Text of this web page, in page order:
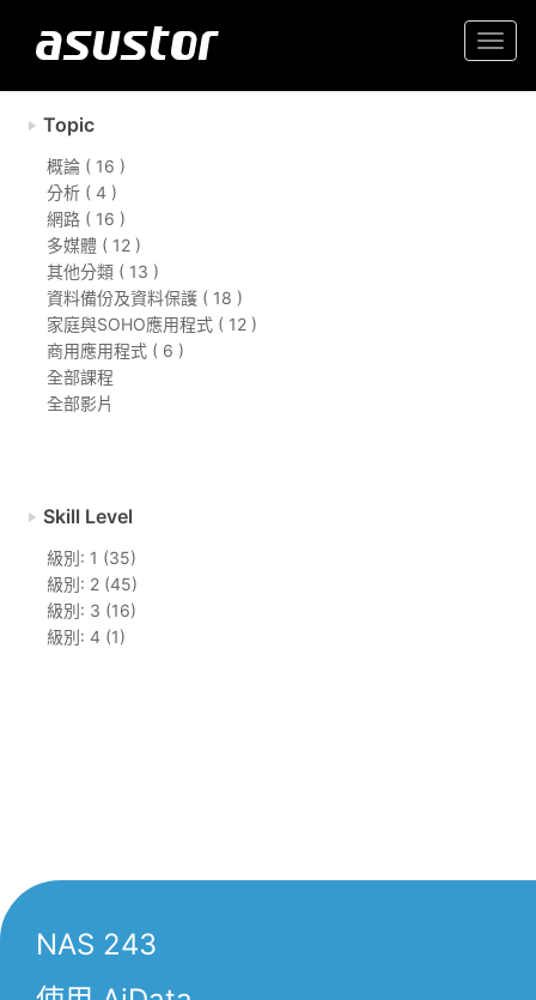
Topic
概論 ( 16 )
分析 ( 4 )
網路 ( 16 )
多媒體 ( 12 )
其他分類 ( 13 )
資料備份及資料保護 ( 18 )
家庭與SOHO應用程式 ( 12 )
商用應用程式 ( 6 )
全部課程
全部影片
Skill Level
級別: 1 (35)
級別: 2 (45)
級別: 3 (16)
級別: 4 (1)
NAS 243